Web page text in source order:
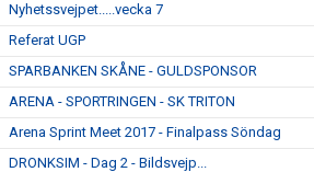
Nyhetssvejpet.....vecka 7
Referat UGP
SPARBANKEN SKÅNE - GULDSPONSOR
ARENA - SPORTRINGEN - SK TRITON
Arena Sprint Meet 2017 - Finalpass Söndag
DRONKSIM - Dag 2 - Bildsvejp...